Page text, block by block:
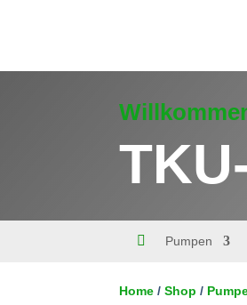
 Pumpen
Home /Shop /